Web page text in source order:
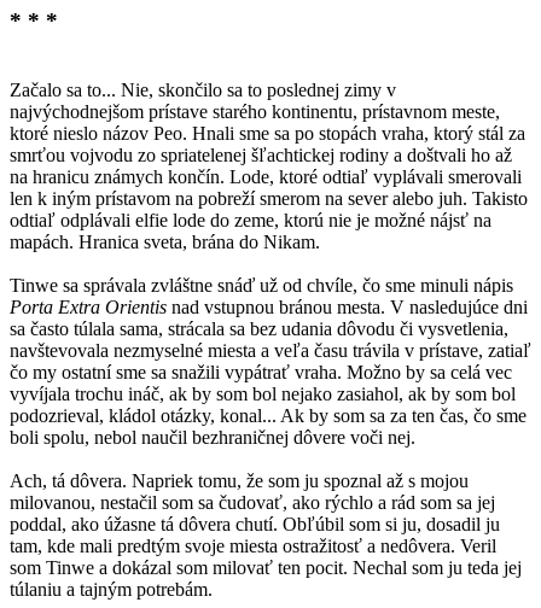
* * *
Začalo sa to... Nie, skončilo sa to poslednej zimy v
najvýchodnejšom prístave starého kontinentu, prístavnom meste,
ktoré nieslo názov Peo. Hnali sme sa po stopách vraha, ktorý stál za
smrťou vojvodu zo spriatelenej šľachtickej rodiny a doštvali ho až
na hranicu známych končín. Lode, ktoré odtiaľ vyplávali smerovali
len k iným prístavom na pobreží smerom na sever alebo juh. Takisto
odtiaľ odplávali elfie lode do zeme, ktorú nie je možné nájsť na
mapách. Hranica sveta, brána do Nikam.
Tinwe sa správala zvláštne snáď už od chvíle, čo sme minuli nápis
Porta Extra Orientis nad vstupnou bránou mesta. V nasledujúce dni
sa často túlala sama, strácala sa bez udania dôvodu či vysvetlenia,
navštevovala nezmyselné miesta a veľa času trávila v prístave, zatiaľ
čo my ostatní sme sa snažili vypátrať vraha. Možno by sa celá vec
vyvíjala trochu ináč, ak by som bol nejako zasiahol, ak by som bol
podozrieval, kládol otázky, konal... Ak by som sa za ten čas, čo sme
boli spolu, nebol naučil bezhraničnej dôvere voči nej.
Ach, tá dôvera. Napriek tomu, že som ju spoznal až s mojou
milovanou, nestačil som sa čudovať, ako rýchlo a rád som sa jej
poddal, ako úžasne tá dôvera chutí. Obľúbil som si ju, dosadil ju
tam, kde mali predtým svoje miesta ostražitosť a nedôvera. Veril
som Tinwe a dokázal som milovať ten pocit. Nechal som ju teda jej
túlaniu a tajným potrebám.